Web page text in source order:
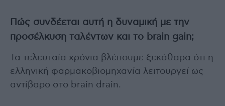
Πώς συνδέεται αυτή η δυναμική με την
προσέλκυση ταλέντων και το brain gain;
Τα τελευταία χρόνια βλέπουμε ξεκάθαρα ότι η
ελληνική φαρμακοβιομηχανία λειτουργεί ως
αντίβαρο στο brain drain.